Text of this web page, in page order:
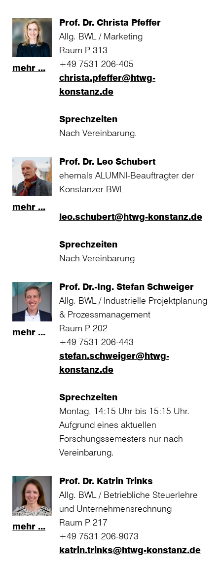
mehr ...
Prof. Dr. Christa Pfeffer
Allg. BWL / Marketing
Raum P 313
+49 7531 206-405
christa.pfeffer@htwg-
konstanz.de
Sprechzeiten
Nach Vereinbarung.
mehr ...
Prof. Dr. Leo Schubert
ehemals ALUMNI-Beauftragter der
Konstanzer BWL
leo.schubert@htwg-konstanz.de
Sprechzeiten
Nach Vereinbarung
mehr ...
Prof. Dr.-Ing. Stefan Schweiger
Allg. BWL / Industrielle Projektplanung
& Prozessmanagement
Raum P 202
+49 7531 206-443
stefan.schweiger@htwg-
konstanz.de
Sprechzeiten
Montag, 14:15 Uhr bis 15:15 Uhr.
Aufgrund eines aktuellen
Forschungssemesters nur nach
Vereinbarung.
mehr ...
Prof. Dr. Katrin Trinks
Allg. BWL / Betriebliche Steuerlehre
und Unternehmensrechnung
Raum P 217
+49 7531 206-9073
katrin.trinks@htwg-konstanz.de